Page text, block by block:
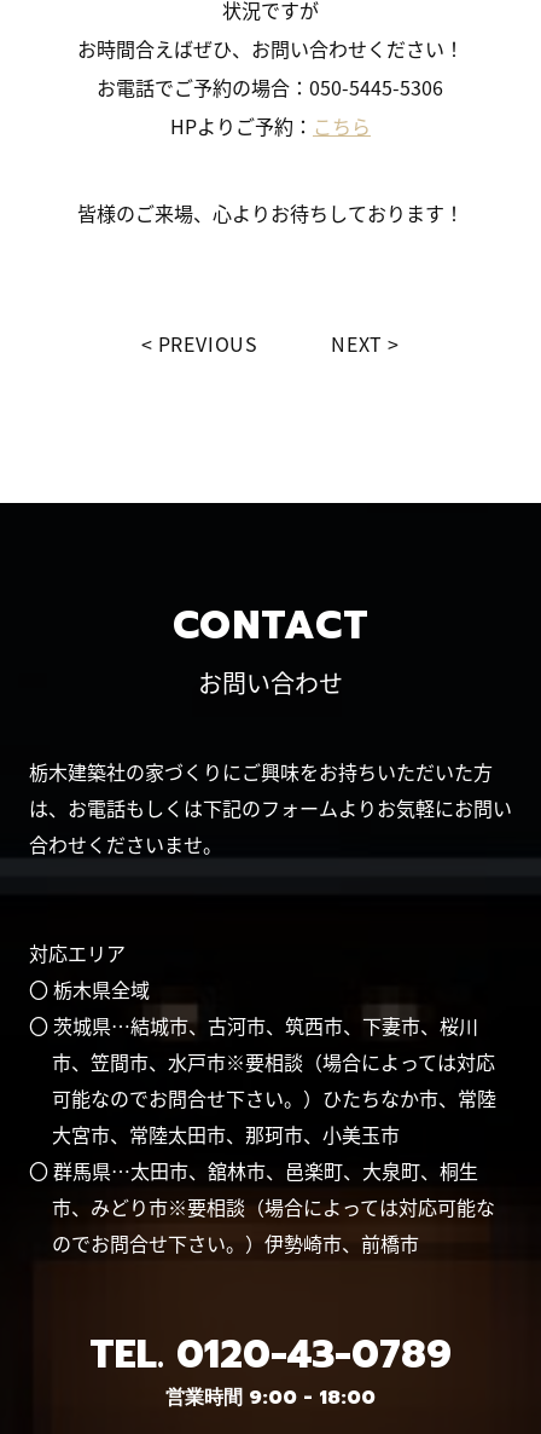
状況ですが
お時間合えばぜひ、お問い合わせください！
お電話でご予約の場合：050-5445-5306
HPよりご予約： こちら
皆様のご来場、心よりお待ちしております！
PREVIOUS NEXT
CONTACT
お問い合わせ
栃木建築社の家づくりにご興味をお持ちいただいた方
は、お電話もしくは下記のフォームよりお気軽にお問い
合わせくださいませ。
対応エリア
〇 栃木県全域
〇 茨城県…結城市、古河市、筑西市、下妻市、桜川
市、笠間市、水戸市※要相談（場合によっては対応
可能なのでお問合せ下さい。）ひたちなか市、常陸
大宮市、常陸太田市、那珂市、小美玉市
〇 群馬県…太田市、舘林市、邑楽町、大泉町、桐生
市、みどり市※要相談（場合によっては対応可能な
のでお問合せ下さい。）伊勢崎市、前橋市
TEL. 0120-43-0789
営業時間 9:00 - 18:00